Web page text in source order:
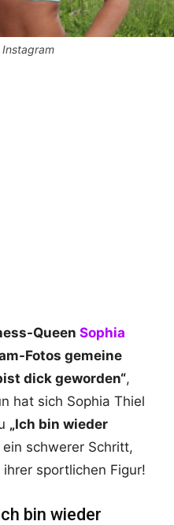
Queen Sophia
Fotos gemeine
dick geworden“,
hat sich Sophia Thiel
„Ich bin wieder
ein schwerer Schritt,
sportlichen Figur!
bin wieder